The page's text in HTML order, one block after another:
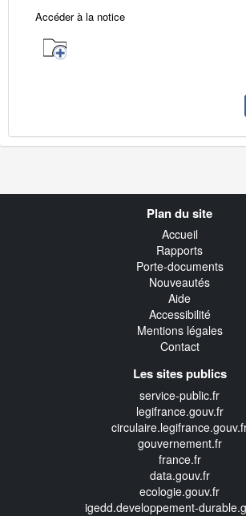
Accéder à la notice
Plan du site
Accueil
Rapports
Porte-documents
Nouveautés
Aide
Accessibilité
Mentions légales
Contact
Les sites publics
service-public.fr
legifrance.gouv.fr
gouvernement.fr
france.fr
data.gouv.fr
ecologie.gouv.fr
igedd.developpement-